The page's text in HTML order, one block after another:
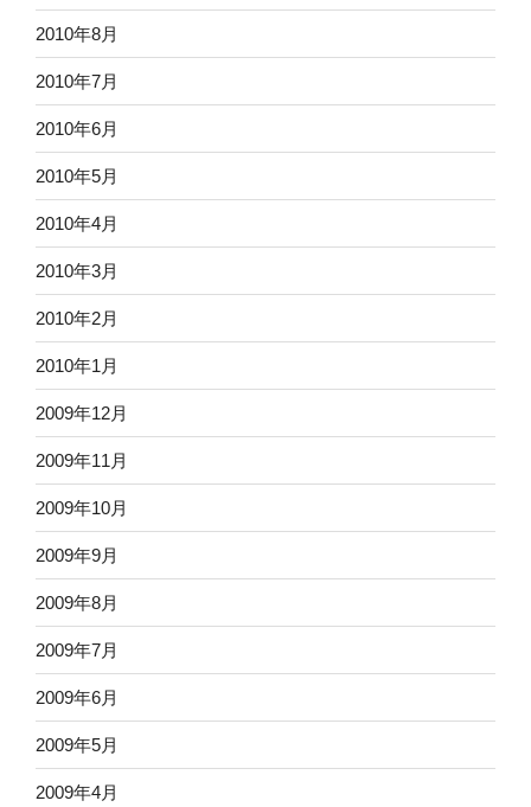
2010年8月
2010年7月
2010年6月
2010年5月
2010年4月
2010年3月
2010年2月
2010年1月
2009年12月
2009年11月
2009年10月
2009年9月
2009年8月
2009年7月
2009年6月
2009年5月
2009年4月